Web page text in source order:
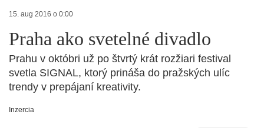
15. aug 2016 o 0:00
Praha ako svetelné divadlo
Prahu v októbri už po štvrtý krát rozžiari festival
svetla SIGNAL, ktorý prináša do pražských ulíc
trendy v prepájaní kreativity.
Inzercia